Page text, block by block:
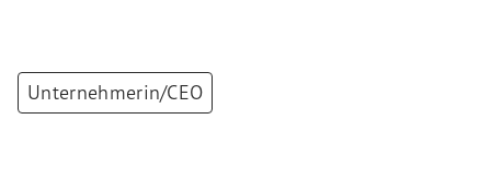
Unternehmerin/CEO